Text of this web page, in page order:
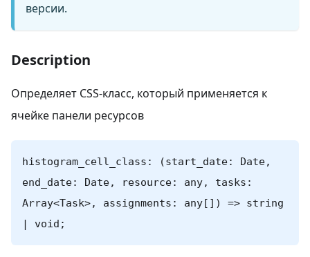
версии.
Description
Определяет CSS-класс, который применяется к
ячейке панели ресурсов
histogram_cell_class: (start_date: Date,
end_date: Date, resource: any, tasks:
Array<Task>, assignments: any[]) => string
| void;